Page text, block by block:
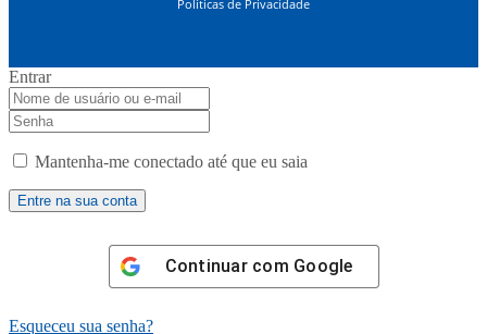
Políticas de Privacidade
Entrar
Mantenha-me conectado até que eu saia
Continuar com Google
Esqueceu sua senha?